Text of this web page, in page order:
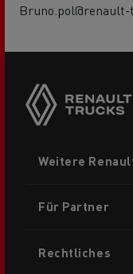
buttons
menu
Weitere
Für Partner
Rechtliches